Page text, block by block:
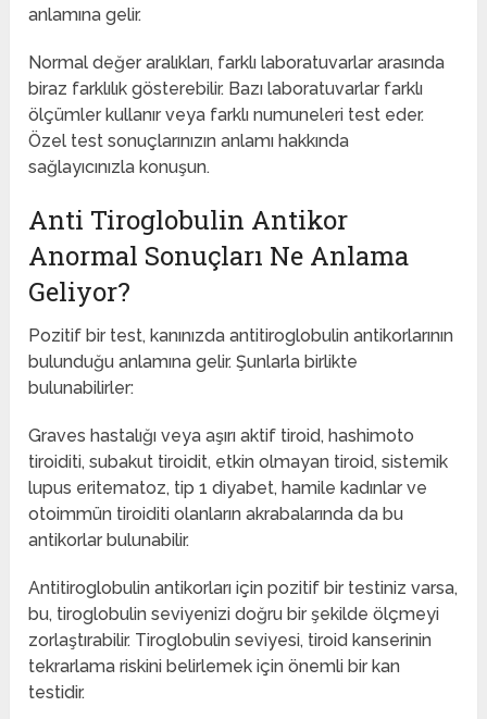
anlamına gelir.
Normal değer aralıkları, farklı laboratuvarlar arasında
biraz farklılık gösterebilir. Bazı laboratuvarlar farklı
ölçümler kullanır veya farklı numuneleri test eder.
Özel test sonuçlarınızın anlamı hakkında
sağlayıcınızla konuşun.
Anti Tiroglobulin Antikor
Anormal Sonuçları Ne Anlama
Geliyor?
Pozitif bir test, kanınızda antitiroglobulin antikorlarının
bulunduğu anlamına gelir. Şunlarla birlikte
bulunabilirler:
Graves hastalığı veya aşırı aktif tiroid, hashimoto
tiroiditi, subakut tiroidit, etkin olmayan tiroid, sistemik
lupus eritematoz, tip 1 diyabet, hamile kadınlar ve
otoimmün tiroiditi olanların akrabalarında da bu
antikorlar bulunabilir.
Antitiroglobulin antikorları için pozitif bir testiniz varsa,
bu, tiroglobulin seviyenizi doğru bir şekilde ölçmeyi
zorlaştırabilir. Tiroglobulin seviyesi, tiroid kanserinin
tekrarlama riskini belirlemek için önemli bir kan
testidir.